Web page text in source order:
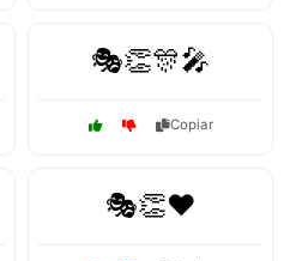
🎭👏🎊🎤
Copiar
🎭👏❤️